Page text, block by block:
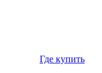
Где купить